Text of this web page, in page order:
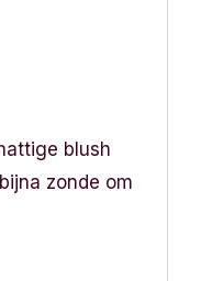
blush
zonde om